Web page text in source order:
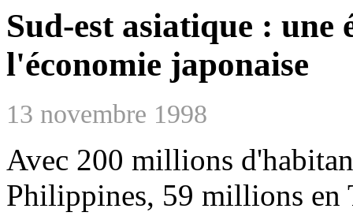
Sud-est asiatique : une
l'économie japonaise
13 novembre 1998
Avec 200 millions
Philippines, 59 millions en